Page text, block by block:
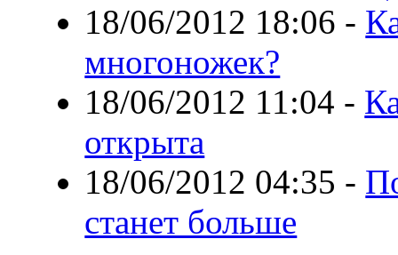
18/06/2012 18:06 -
многоножек?
18/06/2012 11:04 -
открыта
18/06/2012 04:35 -
станет больше